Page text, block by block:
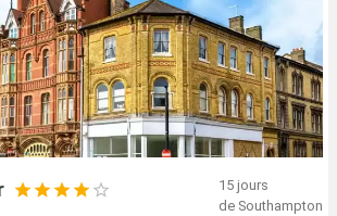
15 jours
de Southampton